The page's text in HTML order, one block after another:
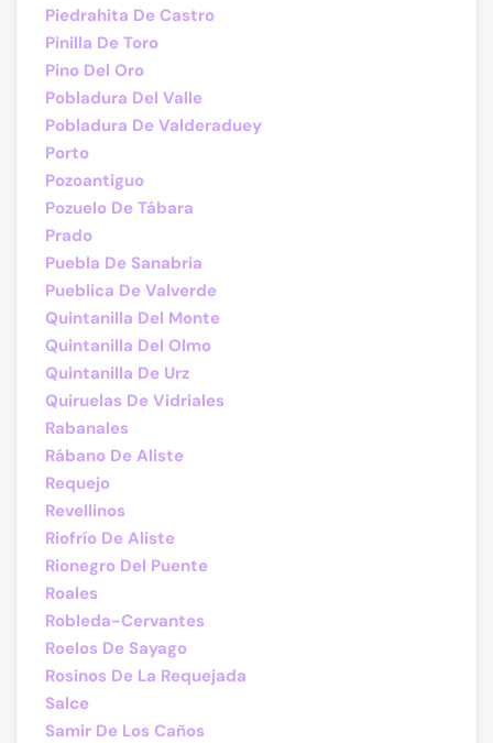
Piedrahita De Castro
Pinilla De Toro
Pino Del Oro
Pobladura Del Valle
Pobladura De Valderaduey
Porto
Pozoantiguo
Pozuelo De Tábara
Prado
Puebla De Sanabria
Pueblica De Valverde
Quintanilla Del Monte
Quintanilla Del Olmo
Quintanilla De Urz
Quiruelas De Vidriales
Rabanales
Rábano De Aliste
Requejo
Revellinos
Riofrío De Aliste
Rionegro Del Puente
Roales
Robleda-Cervantes
Roelos De Sayago
Rosinos De La Requejada
Salce
Samir De Los Caños